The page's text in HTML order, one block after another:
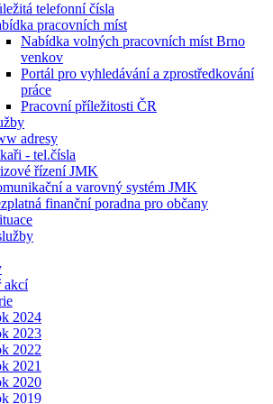
telefonní čísla
pracovních míst
Nabídka volných pracovních míst Brno
venkov
Portál pro vyhledávání a zprostředkování
práce
Pracovní příležitosti ČR
adresy
- tel.čísla
řízení JMK
a varovný systém JMK
finanční poradna pro občany
akcí
2024
2023
2022
2021
2020
2019